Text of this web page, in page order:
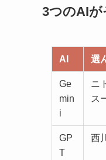
3つのAIが
AI 選
Ge
min
i
ニ
ス
GP
T
西